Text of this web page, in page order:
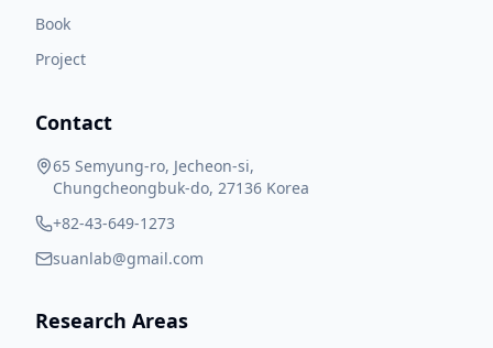
Book
Project
Contact
65 Semyung-ro, Jecheon-si,
Chungcheongbuk-do, 27136 Korea
+82-43-649-1273
suanlab@gmail.com
Research Areas